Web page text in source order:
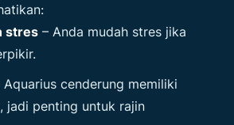
stres – Anda mudah stres jika
Aquarius cenderung memiliki
jadi penting untuk rajin